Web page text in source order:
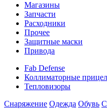
Магазины
Запчасти
Расходники
Прочее
Защитные маски
Привода
Fab Defense
Коллиматорные
Тепловизоры
Снаряжение Одежда Обувь